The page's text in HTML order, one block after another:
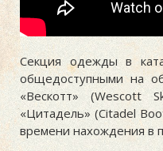
Секция одежды в
общедоступными на
«Вескотт» (Wescott
«Цитадель» (Citadel
времени нахождения в